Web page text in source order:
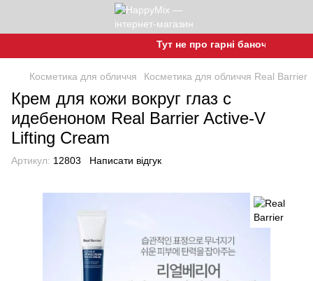
Тут не про гарні баночки, а про
Косметика для обличчя Косметика для обличчя Real Barrier
Крем для кожи вокруг глаз с
идебеноном Real Barrier Active-V
Lifting Cream
Артикул: 12803 Написати відгук